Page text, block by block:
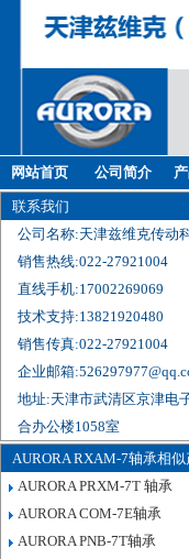
网站首页 公司简介
联系我们
公司名称:天津兹维克传动
销售热线:022-27921004
直线手机:17002269069
技术支持:13821920480
销售传真:022-27921004
企业邮箱
地址:天津市武清区京津电
合办公楼1058室
AURORA RXAM-7轴承相似
AURORA PRXM-7T 轴承
AURORA COM-7E轴承
AURORA PNB-7T轴承